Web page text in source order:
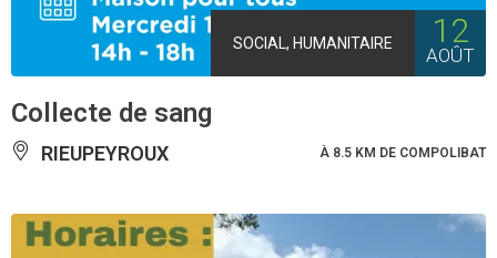
SOCIAL, HUMANITAIRE 12
AOÛT
Collecte de sang
RIEUPEYROUX À 8.5 KM DE COMPOLIBAT